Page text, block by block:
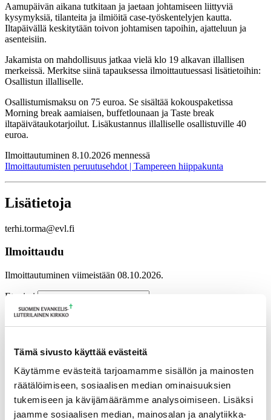
Tämä sivusto käyttää evästeitä
Käytämme evästeitä tarjoamamme sisällön ja mainosten
räätälöimiseen, sosiaalisen median ominaisuuksien
tukemiseen ja kävijämäärämme analysoimiseen. Lisäksi
jaamme sosiaalisen median, mainosalan ja analytiikka-
Aamupäivän aikana tutkitaan ja jaetaan johtamiseen liittyviä
kysymyksiä, tilanteita ja ilmiöitä case-työskentelyjen kautta.
Iltapäivällä keskitytään toivon johtamisen tapoihin, ajatteluun ja
asenteisiin.
Jakamista on mahdollisuus jatkaa vielä klo 19 alkavan illallisen
merkeissä. Merkitse siinä tapauksessa ilmoittautuessasi lisätietoihin:
Osallistun illalliselle.
Osallistumismaksu on 75 euroa. Se sisältää kokouspaketissa
Morning break aamiaisen, buffetlounaan ja Taste break
iltapäivätaukotarjoilut. Lisäkustannus illalliselle osallistuville 40
euroa.
Ilmoittautuminen 8.10.2026 mennessä
Ilmoittautumisten peruutusehdot | Tampereen hiippakunta
Lisätietoja
terhi.torma@evl.fi
Ilmoittaudu
Ilmoittautuminen viimeistään 08.10.2026.
Etunimi
Sukunimi
Sähköposti
Ruokavalio
Mikäli tapahtuma on maksullinen, kenelle lasku lähetetään?
Seurakunta maksaa laskun
Maksan laskun itse (lisää laskutusosoite)